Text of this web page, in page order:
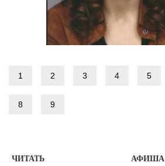
1 2 3 4 5
8 9
ЧИТАТЬ АФИША